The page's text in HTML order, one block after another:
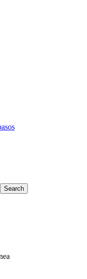
Search